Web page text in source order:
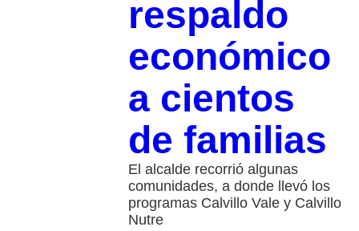
respaldo
económico
a cientos
de familias
El alcalde recorrió algunas
comunidades, a donde llevó los
programas Calvillo Vale y Calvillo
Nutre